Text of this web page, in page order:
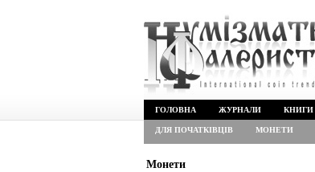
ГОЛОВНА ЖУРНАЛИ КНИГИ
ДЛЯ ПОЧАТКІВЦІВ МОНЕТИ
Монети